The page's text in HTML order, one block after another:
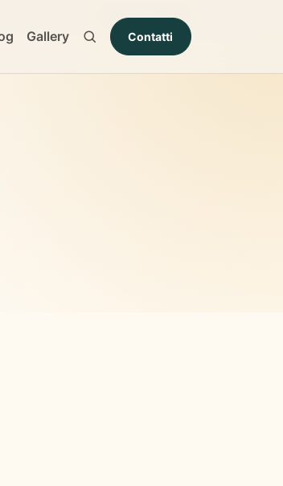
Cagliari e Online
Gallery Contatti